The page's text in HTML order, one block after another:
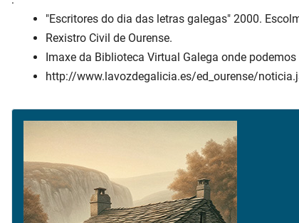
"Escritores do dia das letras galegas" 2000.
Rexistro Civil de Ourense.
Imaxe da Biblioteca Virtual Galega onde podemos
http://www.lavozdegalicia.es/ed_ourense/